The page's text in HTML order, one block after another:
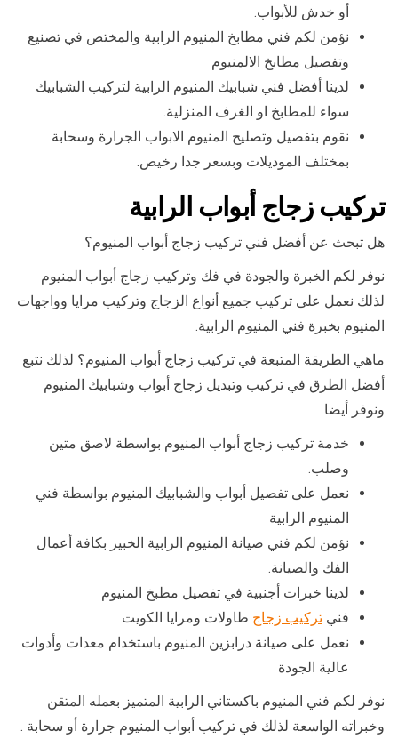
أو خدش للأبواب.
نؤمن لكم فني مطابخ المنيوم الرابية والمختص في تصنيع
وتفصيل مطابخ الالمنيوم
لدينا أفضل فني شبابيك المنيوم الرابية لتركيب الشبابيك
سواء للمطابخ او الغرف المنزلية.
نقوم بتفصيل وتصليح المنيوم الابواب الجرارة وسحابة
بمختلف الموديلات وبسعر جدا رخيص.
تركيب زجاج أبواب الرابية
هل تبحث عن أفضل فني تركيب زجاج أبواب المنيوم؟
نوفر لكم الخبرة والجودة في فك وتركيب زجاج أبواب المنيوم
لذلك نعمل على تركيب جميع أنواع الزجاج وتركيب مرايا وواجهات
المنيوم بخبرة فني المنيوم الرابية.
ماهي الطريقة المتبعة في تركيب زجاج أبواب المنيوم؟ لذلك نتبع
أفضل الطرق في تركيب وتبديل زجاج أبواب وشبابيك المنيوم
ونوفر أيضا
خدمة تركيب زجاج أبواب المنيوم بواسطة لاصق متين
وصلب.
نعمل على تفصيل أبواب والشبابيك المنيوم بواسطة فني
المنيوم الرابية
نؤمن لكم فني صيانة المنيوم الرابية الخبير بكافة أعمال
الفك والصيانة.
لدينا خبرات أجنبية في تفصيل مطبخ المنيوم
فني تركيب زجاج طاولات ومرايا الكويت
نعمل على صيانة درابزين المنيوم باستخدام معدات وأدوات
عالية الجودة
نوفر لكم فني المنيوم باكستاني الرابية المتميز بعمله المتقن
وخبراته الواسعة لذلك في تركيب أبواب المنيوم جرارة أو سحابة .